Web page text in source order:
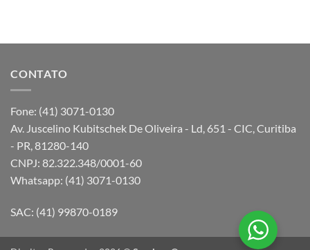
CONTATO
Fone: (41) 3071-0130
Av. Juscelino Kubitschek De Oliveira - Ld, 651 - CIC, Curitiba
- PR, 81280-140
CNPJ: 82.322.348/0001-60
Whatsapp: (41) 3071-0130
SAC: (41) 99870-0189